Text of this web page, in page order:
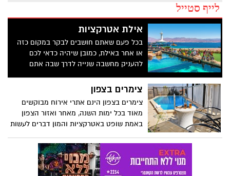
לייף סטייל
אילת אטרקציות
בכל פעם שאתם חושבים לבקר במקום כזה
או אחר באילת, כמובן שיהיה כדאי לכם
להעניק מחשבה שנייה לדרך שבה אתם
אתם תוכלו ליהנות בצורה בלתי רגילה ממה
שאתם בוחרים לעשות וזה ישנה לחלוטין את
החוויה שלכם במהלך השהות שלכם בעיר.
צימרים בצפון
צימרים בצפון הינם אתרי אירוח מבוקשים
מאוד בכל ימות השנה, מאחר ואזור הצפון
באמת שופט באטרקציות והמון דברים לעשות